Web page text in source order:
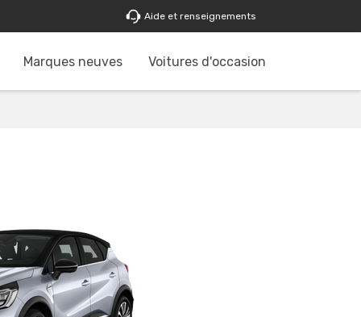
Aide et renseignements
Marques neuves Voitures d'occasion